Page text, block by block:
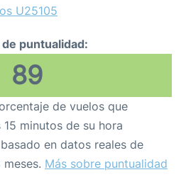
U25105
puntualidad:
89
de vuelos que
minutos de su hora
en datos reales de
Más sobre puntualidad